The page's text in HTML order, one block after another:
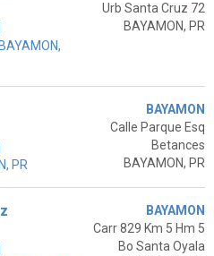
Urb Santa Cruz 72
BAYAMON, PR
PR
BAYAMON
Calle Parque Esq
Betances
BAYAMON, PR
BAYAMON
Carr 829 Km 5 Hm 5
Bo Santa Oyala